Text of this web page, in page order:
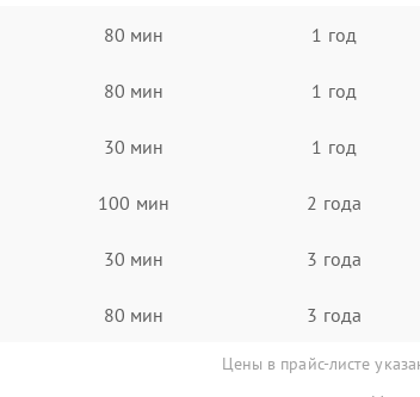
80 мин 1 год
80 мин 1 год
30 мин 1 год
100 мин 2 года
30 мин 3 года
80 мин 3 года
Цены в прайс-листе